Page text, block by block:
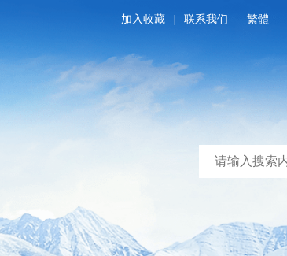
加入收藏 联系我们 繁體